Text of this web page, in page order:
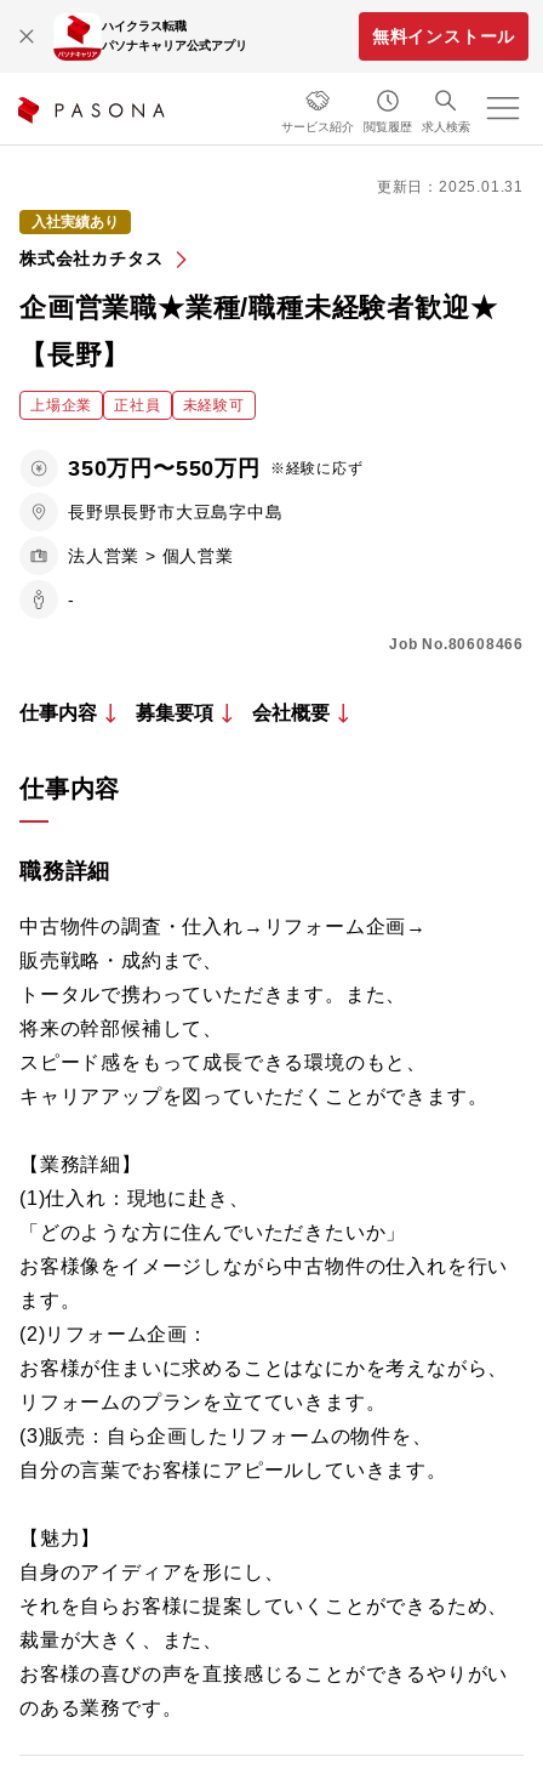
ハイクラス転職
パソナキャリア公式アプリ
無料インストール
サービス紹介 閲覧履歴 求人検索
更新日：2025.01.31
入社実績あり
株式会社カチタス
企画営業職★業種/職種未経験者歓迎★
【長野】
上場企業 正社員 未経験可
350万円〜550万円 ※経験に応ず
長野県長野市大豆島字中島
法人営業 > 個人営業
-
Job No.80608466
仕事内容 募集要項 会社概要
仕事内容
職務詳細
中古物件の調査・仕入れ→リフォーム企画→
販売戦略・成約まで、
トータルで携わっていただきます。また、
将来の幹部候補して、
スピード感をもって成長できる環境のもと、
キャリアアップを図っていただくことができます。
【業務詳細】
(1)仕入れ：現地に赴き、
「どのような方に住んでいただきたいか」
お客様像をイメージしながら中古物件の仕入れを行い
ます。
(2)リフォーム企画：
お客様が住まいに求めることはなにかを考えながら、
リフォームのプランを立てていきます。
(3)販売：自ら企画したリフォームの物件を、
自分の言葉でお客様にアピールしていきます。
【魅力】
自身のアイディアを形にし、
それを自らお客様に提案していくことができるため、
裁量が大きく、また、
お客様の喜びの声を直接感じることができるやりがい
のある業務です。